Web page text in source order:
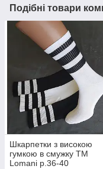
Подібні товари
Шкарпетки з високою
гумкою в смужку ТМ
Lomani р.36-40